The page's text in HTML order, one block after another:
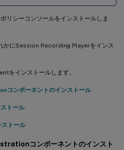
リシーコンソールをインストールしま
かにSession Recording Playerをインス
をインストールします。
ンポーネントのインストール
トール
トール
コンポーネントのインスト